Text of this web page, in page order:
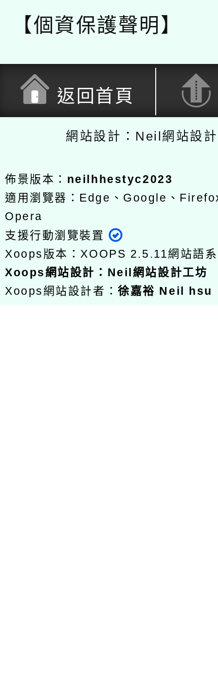
【個資保護聲明】
返回首頁
網站設計：Neil網站設
佈景版本： neilhhestyc2023
適用瀏覽器：Edge、Google、
Opera
支援行動瀏覽裝置
Xoops版本： XOOPS 2.5.11網站語
Xoops網站設計 ： Neil網站設計工坊
Xoops網站設計者：徐嘉裕 Neil hsu